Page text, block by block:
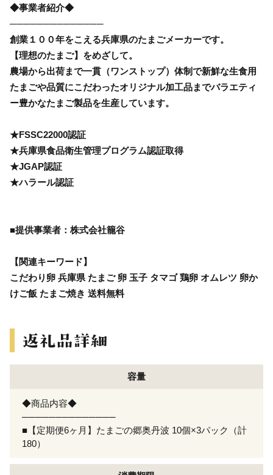
◆事業者紹介◆
──────────────
創業１００年をこえる兵庫県のたまごメーカーです。
【理想のたまご】をめざして。
農場から出荷まで一貫（ワンストップ）体制で新鮮な生食用
たまごや品質にこだわったオリジナル加工品までバラエティ
ー豊かなたまご製品を生産しています。
★FSSC22000認証
★兵庫県食品衛生管理プログラム認証取得
★JGAP認証
★ハラール認証
■提供事業者：株式会社籠谷
【関連キーワード】
こだわり卵 兵庫県 たまご 卵 玉子 タマゴ 鶏卵 オムレツ 卵か
けご飯 たまご焼き 送料無料
容量
◆商品内容◆
──────────────
■【定期便6ヶ月】たまごの郷奥丹波 10個×3パック（計
180）